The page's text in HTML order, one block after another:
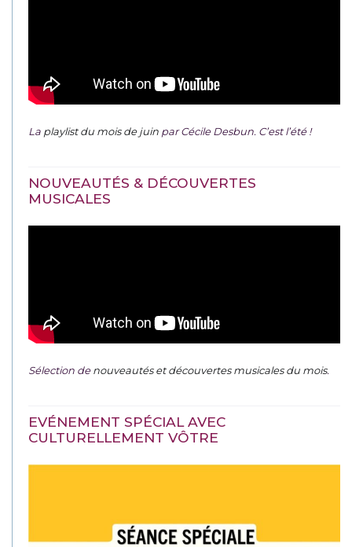
La playlist du mois de juin par Cécile Desbun. C’est l’été !
NOUVEAUTÉS & DÉCOUVERTES
MUSICALES
Sélection denouveautés et découvertes musicales du mois.
EVÉNEMENT SPÉCIAL AVEC
CULTURELLEMENT VÔTRE